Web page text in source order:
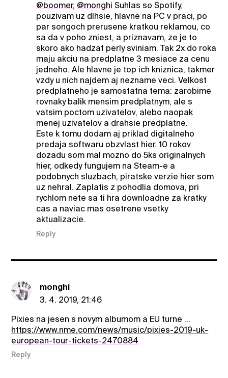
@boomer, @monghi Suhlas so Spotify,
pouzivam uz dlhsie, hlavne na PC v praci, po
par songoch prerusene kratkou reklamou, co
sa da v poho zniest, a priznavam, ze je to
skoro ako hadzat perly sviniam. Tak 2x do roka
maju akciu na predplatne 3 mesiace za cenu
jedneho. Ale hlavne je top ich kniznica, takmer
vzdy u nich najdem aj nezname veci. Velkost
predplatneho je samostatna tema: zarobime
rovnaky balik mensim predplatnym, ale s
vatsim poctom uzivatelov, alebo naopak
menej uzivatelov a drahsie predplatne.
Este k tomu dodam aj priklad digitalneho
predaja softwaru obzvlast hier. 10 rokov
dozadu som mal mozno do 5ks originalnych
hier, odkedy fungujem na Steam-e a
podobnych sluzbach, piratske verzie hier som
uz nehral. Zaplatis z pohodlia domova, pri
rychlom nete sa ti hra downloadne za kratky
cas a naviac mas osetrene vsetky
aktualizacie.
Reply
monghi
3. 4. 2019, 21:46
Pixies na jesen s novym albumom a EU turne ...
https://www.nme.com/news/music/pixies-2019-uk-
european-tour-tickets-2470884
Reply